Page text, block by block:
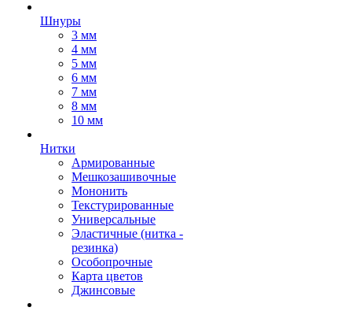
Шнуры
3 мм
4 мм
5 мм
6 мм
7 мм
8 мм
10 мм
Нитки
Армированные
Мешкозашивочные
Мононить
Текстурированные
Универсальные
Эластичные (нитка -
резинка)
Особопрочные
Карта цветов
Джинсовые